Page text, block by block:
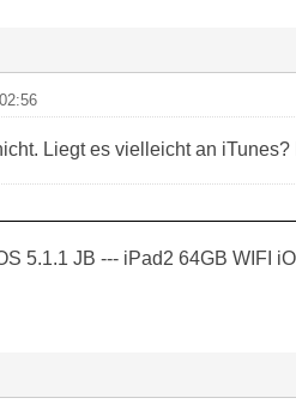
Liegt es vielleicht an
5.1.1 JB --- iPad2 64GB WIFI